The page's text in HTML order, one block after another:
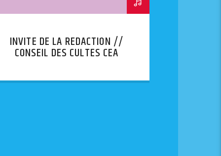
INVITE DE LA REDACTION //
CONSEIL DES CULTES CEA